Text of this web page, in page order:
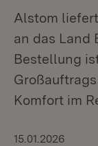
Alstom
an das Land
Bestellung
Komfort im
15.01.2026